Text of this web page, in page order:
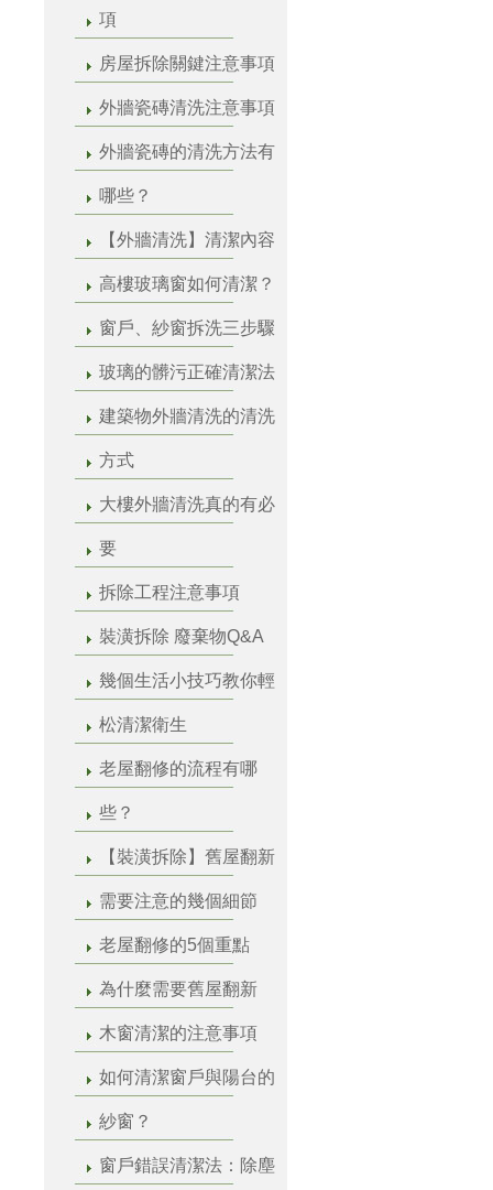
項
房屋拆除關鍵注意事項
外牆瓷磚清洗注意事項
外牆瓷磚的清洗方法有
哪些？
【外牆清洗】清潔內容
高樓玻璃窗如何清潔？
窗戶、紗窗拆洗三步驟
玻璃的髒污正確清潔法
建築物外牆清洗的清洗
方式
大樓外牆清洗真的有必
要
拆除工程注意事項
裝潢拆除 廢棄物Q&A
幾個生活小技巧教你輕
松清潔衛生
老屋翻修的流程有哪
些？
【裝潢拆除】舊屋翻新
需要注意的幾個細節
老屋翻修的5個重點
為什麼需要舊屋翻新
木窗清潔的注意事項
如何清潔窗戶與陽台的
紗窗？
窗戶錯誤清潔法：除塵